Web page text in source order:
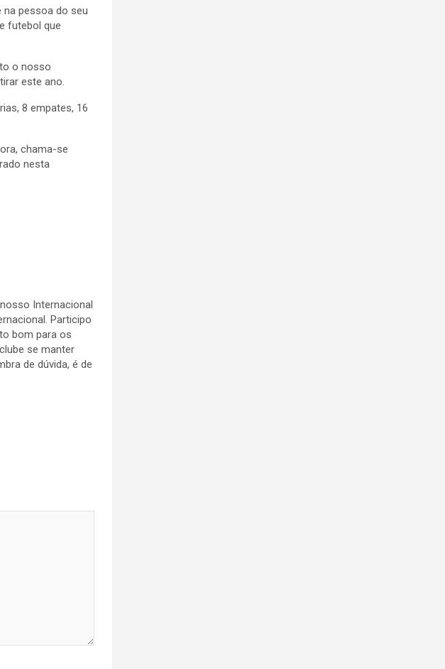
na pessoa do seu
futebol que
o nosso
este ano.
8 empates, 16
chama-se
nesta
Internacional
Participo
bom para os
se manter
de dúvida, é de